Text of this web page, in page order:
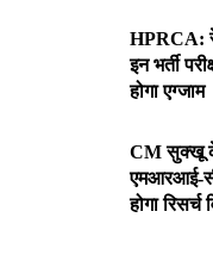
HPRCA:
इन भर्ती
होगा एग्जाम
CM सुक्खू के
एमआरआई-
होगा रिसर्च